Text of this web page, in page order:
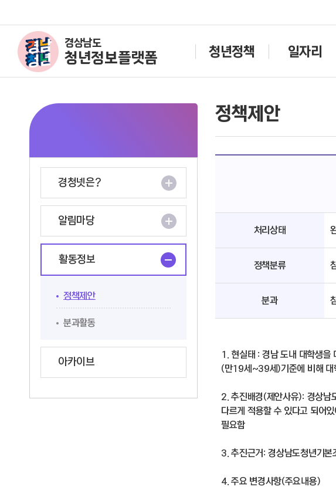
경상남도
청년정보플랫폼 청년정책 일자리
경청넷은?
알림마당
활동정보
정책제안
분과활동
아카이브
정책제안
처리상태
정책분류
분과
1. 현실태 : 경남 도내 대학생을
(만19세~39세)기준에 비해 대
2. 추진배경(제안사유): 경상남
다르게 적용할 수 있다고 되어
필요함
3. 추진근거: 경상남도청년기
4. 주요 변경사항(주요내용)